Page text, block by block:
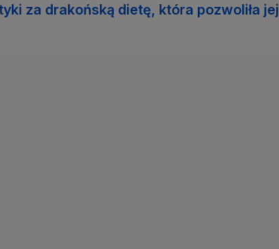
za drakońską dietę, która pozwoliła jej